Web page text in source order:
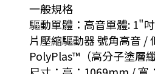
一般規格
驅動單體：高音單體: 1"
片壓縮驅動器 號角高音 /
PolyPlas™（高分子塗層